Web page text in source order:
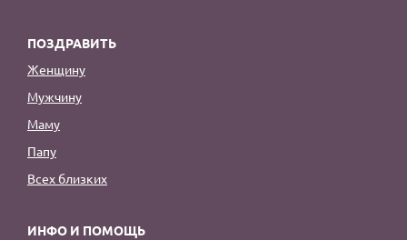
ПОЗДРАВИТЬ
Женщину
Мужчину
Маму
Папу
Всех близких
ИНФО И ПОМОЩЬ